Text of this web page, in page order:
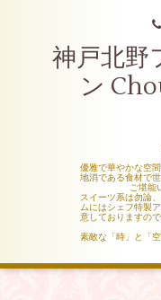
神戸北野
ン
〜シ
優雅で華やかな空
地消である食材で
ご堪能
スイーツ系は勿論
ムにはシェフ特製
意しておりますの
素敵な「時」と「